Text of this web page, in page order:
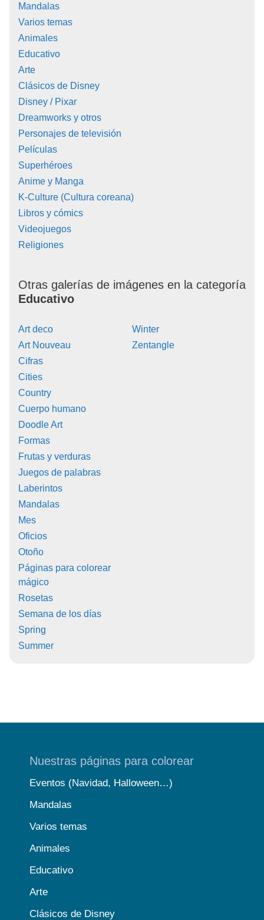
Mandalas
Varios temas
Animales
Educativo
Arte
Clásicos de Disney
Disney / Pixar
Dreamworks y otros
Personajes de televisión
Películas
Superhéroes
Anime y Manga
K-Culture (Cultura coreana)
Libros y cómics
Videojuegos
Religiones
Otras galerías de imágenes en la categoría
Educativo
Art deco
Art Nouveau
Cifras
Cities
Country
Cuerpo humano
Doodle Art
Formas
Frutas y verduras
Juegos de palabras
Laberintos
Mandalas
Mes
Oficios
Otoño
Páginas para colorear
mágico
Rosetas
Semana de los días
Spring
Summer
Winter
Zentangle
Nuestras páginas para colorear
Eventos (Navidad, Halloween…)
Mandalas
Varios temas
Animales
Educativo
Arte
Clásicos de Disney